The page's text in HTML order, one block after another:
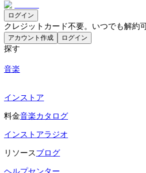
ログイン
クレジットカード不要。いつでも解約可
アカウント作成 ログイン
探す
音楽
インストア
料金音楽カタログ
インストアラジオ
リソースブログ
ヘルプセンター